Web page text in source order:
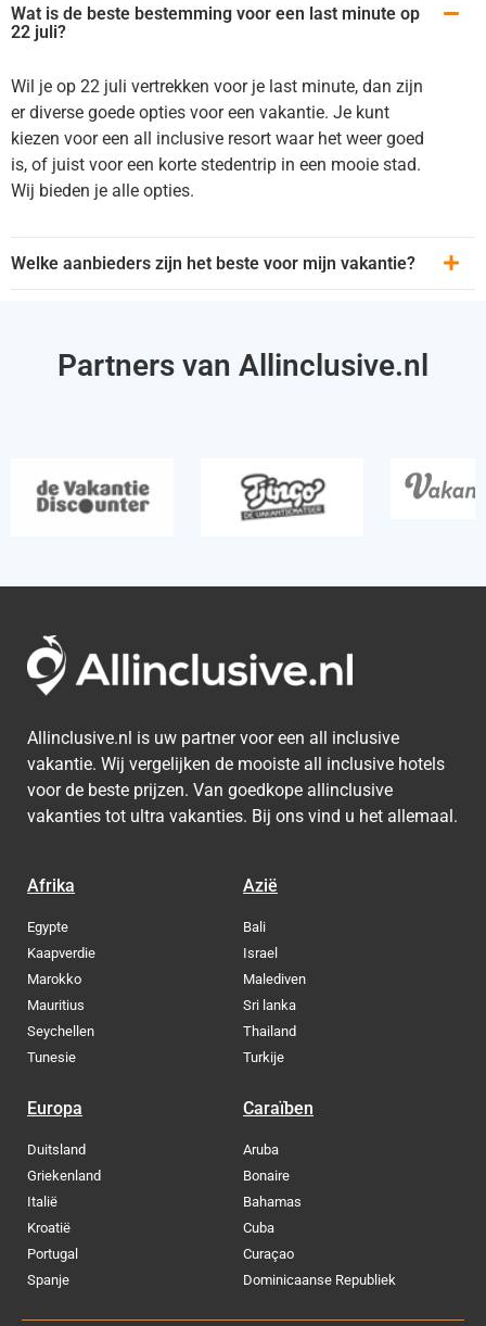
Wat is de beste bestemming voor een last minute op
22 juli?
Wil je op 22 juli vertrekken voor je last minute, dan zijn
er diverse goede opties voor een vakantie. Je kunt
kiezen voor een all inclusive resort waar het weer goed
is, of juist voor een korte stedentrip in een mooie stad.
Wij bieden je alle opties.
Welke aanbieders zijn het beste voor mijn vakantie?
Partners van Allinclusive.nl
Allinclusive.nl is uw partner voor een all inclusive
vakantie. Wij vergelijken de mooiste all inclusive hotels
voor de beste prijzen. Van goedkope allinclusive
vakanties tot ultra vakanties. Bij ons vind u het allemaal.
Afrika
Egypte
Kaapverdie
Marokko
Mauritius
Seychellen
Tunesie
Azië
Bali
Israel
Malediven
Sri lanka
Thailand
Turkije
Europa
Duitsland
Griekenland
Italië
Kroatië
Portugal
Spanje
Caraïben
Aruba
Bonaire
Bahamas
Cuba
Curaçao
Dominicaanse Republiek